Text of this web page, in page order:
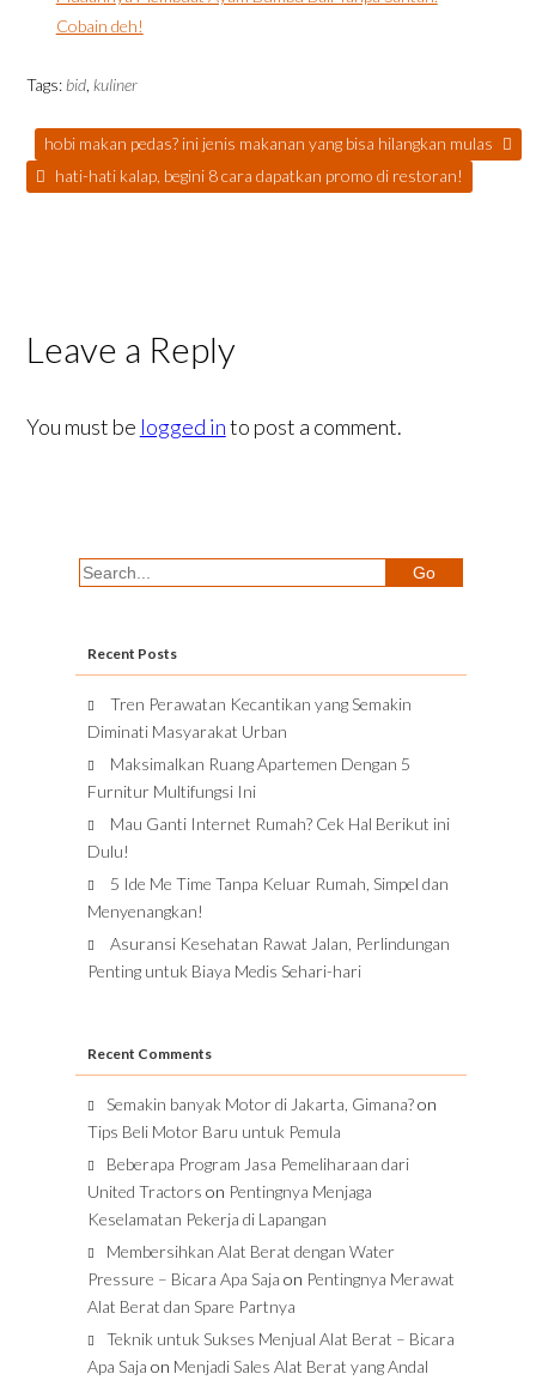
Cobain deh!
Tags: bid, kuliner
hobi makan pedas? ini jenis makanan yang bisa hilangkan mulas
hati-hati kalap, begini 8 cara dapatkan promo di restoran!
Leave a Reply
You must be logged into post a comment.
Recent Posts
Tren Perawatan Kecantikan yang Semakin
Diminati Masyarakat Urban
Maksimalkan Ruang Apartemen Dengan 5
Furnitur Multifungsi Ini
Mau Ganti Internet Rumah? Cek Hal Berikut ini
Dulu!
5 Ide Me Time Tanpa Keluar Rumah, Simpel dan
Menyenangkan!
Asuransi Kesehatan Rawat Jalan, Perlindungan
Penting untuk Biaya Medis Sehari-hari
Recent Comments
Semakin banyak Motor di Jakarta, Gimana?on
Tips Beli Motor Baru untuk Pemula
Beberapa Program Jasa Pemeliharaan dari
United Tractors on Pentingnya Menjaga
Keselamatan Pekerja di Lapangan
Membersihkan Alat Berat dengan Water
Pressure – Bicara Apa Saja on Pentingnya Merawat
Alat Berat dan Spare Partnya
Teknik untuk Sukses Menjual Alat Berat – Bicara
Apa Saja on Menjadi Sales Alat Berat yang Andal